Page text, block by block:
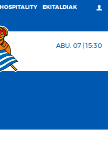
HOSPITALITY EKITALDIAK
ABU. 07 | 15:30